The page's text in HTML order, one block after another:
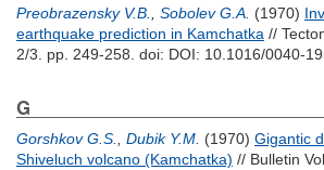
Preobrazensky V.B.
Sobolev G.A. (1970)
earthquake prediction in Kamchatka //
2/3. pp. 249-258. doi: DOI: 10.1016/0040-
G
Gorshkov G.S. Dubik Y.M. (1970) Gigantic
Shiveluch volcano (Kamchatka) // Bulletin